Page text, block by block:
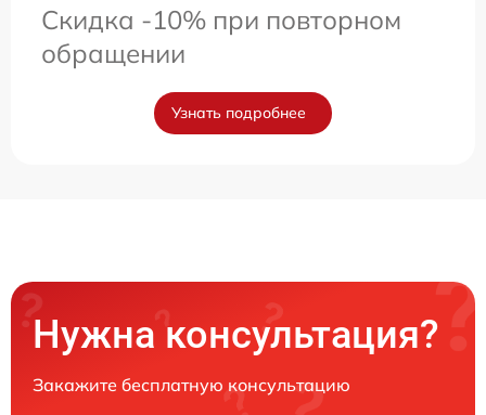
Скидка -10% при повторном
обращении
Узнать подробнее
Нужна консультация?
Закажите бесплатную консультацию